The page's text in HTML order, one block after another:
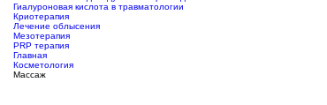
Гиалуроновая кислота в травматологии
Криотерапия
Лечение облысения
Мезотерапия
PRP терапия
Главная
Косметология
Массаж